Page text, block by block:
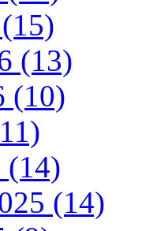
(13)
(10)
(14)
(14)